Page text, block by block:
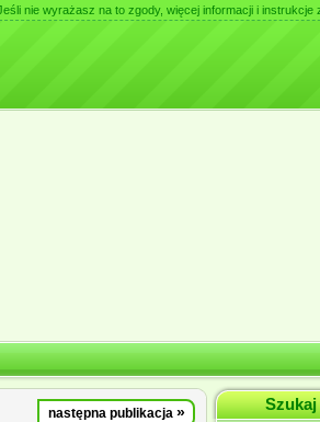
nie wyrażasz na to zgody, więcej informacji i instrukcje
następna publikacja »